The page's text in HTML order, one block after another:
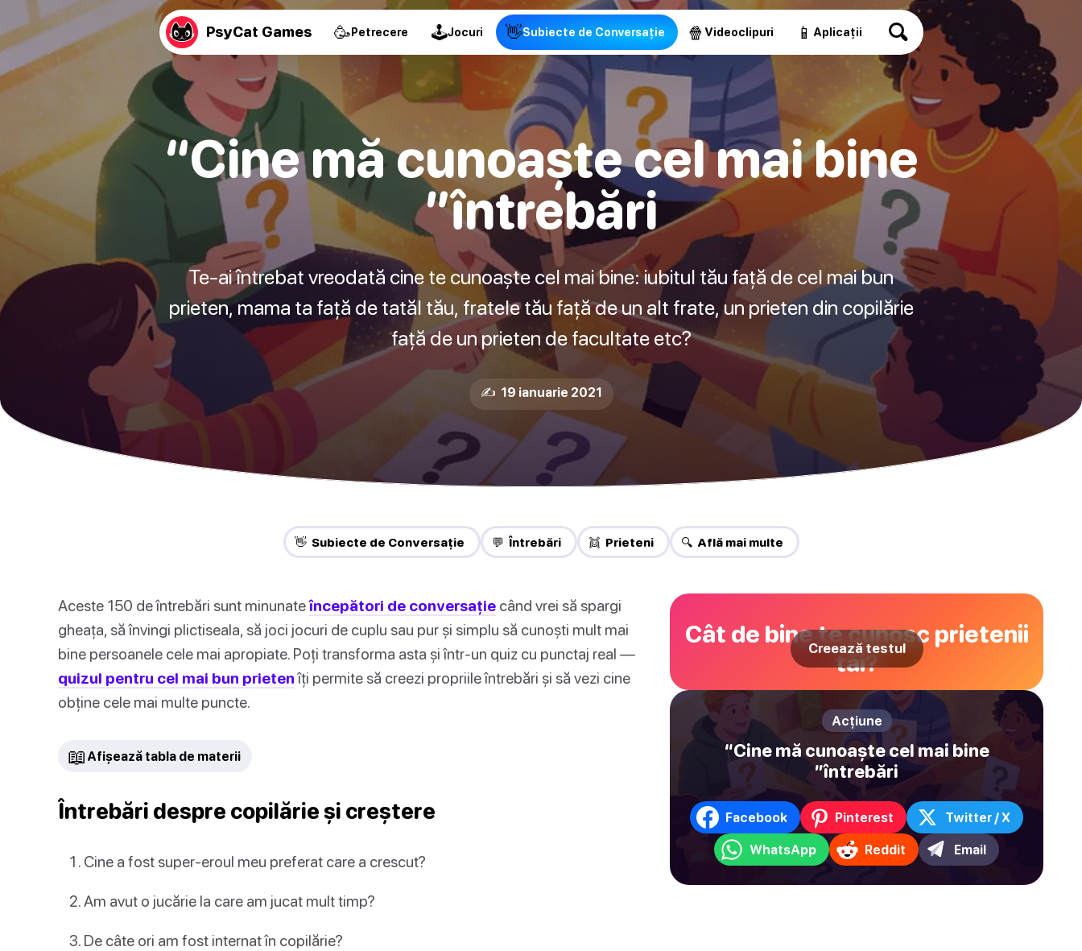
PsyCat Games 🥳Petrecere 🕹Jocuri 👋Subiecte de Conversație 🍿 Videoclipuri 📱 Aplicații
“Cine mă cunoaște cel mai bine
”întrebări
Te-ai întrebat vreodată cine te cunoaște cel mai bine: iubitul tău față de cel mai bun
prieten, mama ta față de tatăl tău, fratele tău față de un alt frate, un prieten din copilărie
față de un prieten de facultate etc?
✍️ 19 ianuarie 2021
👋 Subiecte de Conversație 💬 Întrebări 👯 Prieteni 🔍 Află mai multe
Aceste 150 de întrebări sunt minunateîncepători de conversație când vrei să spargi
gheața, să învingi plictiseala, să joci jocuri de cuplu sau pur și simplu să cunoști mult mai
bine persoanele cele mai apropiate. Poți transforma asta și într-un quiz cu punctaj real —
quizul pentru cel mai bun prietenîți permite să creezi propriile întrebări și să vezi cine
obține cele mai multe puncte.
📖 Afișează tabla de materii
Întrebări despre copilărie și creștere
Cine a fost super-eroul meu preferat care a crescut?
Am avut o jucărie la care am jucat mult timp?
De câte ori am fost internat în copilărie?
Cât de bine te cunosc prietenii
tăi?
Creează testul
Acțiune
“Cine mă cunoaște cel mai bine
”întrebări
Facebook Pinterest Twitter / X
WhatsApp Reddit Email